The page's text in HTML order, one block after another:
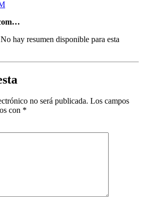
hay resumen disponible para esta
no será publicada. Los campos
con *